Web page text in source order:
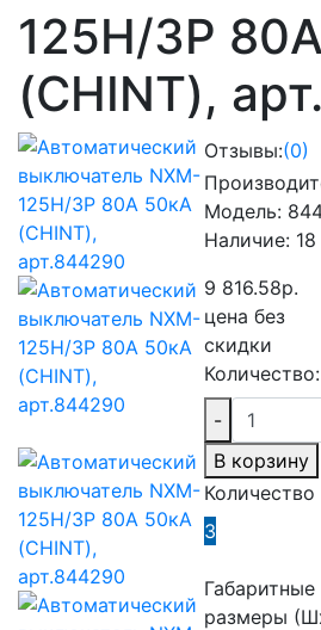
125H/3Р
(CHINT),
Отзывы:(0)
Модель:
Наличие: 18
9 816.58р.
цена без
скидки
Количество:
-
В корзину
3
размеры